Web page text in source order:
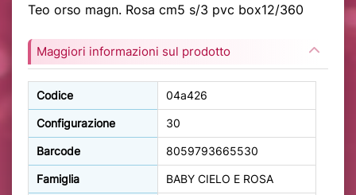
Teo orso magn. Rosa cm5 s/3 pvc box12/360
Maggiori informazioni sul prodotto
Codice 04a426
Configurazione 30
Barcode 8059793665530
Famiglia BABY CIELO E ROSA